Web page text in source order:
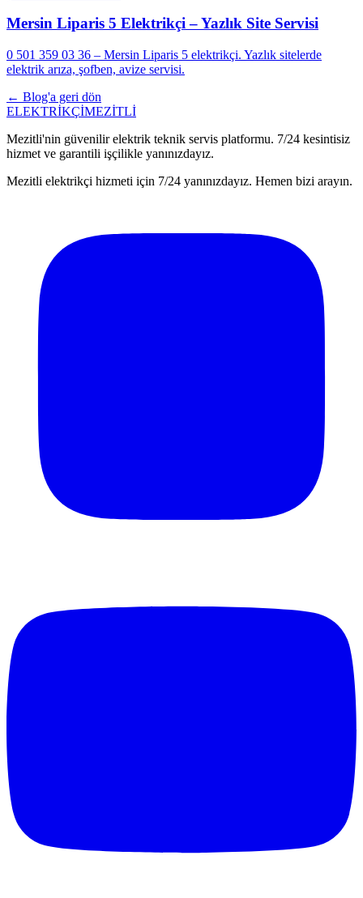
Mersin Liparis 5 Elektrikçi – Yazlık Site Servisi
0 501 359 03 36 – Mersin Liparis 5 elektrikçi. Yazlık sitelerde
elektrik arıza, şofben, avize servisi.
← Blog'a geri dön
ELEKTRİKÇİMEZİTLİ
Mezitli'nin güvenilir elektrik teknik servis platformu. 7/24 kesintisiz
hizmet ve garantili işçilikle yanınızdayız.
Mezitli elektrikçi hizmeti için 7/24 yanınızdayız. Hemen bizi arayın.